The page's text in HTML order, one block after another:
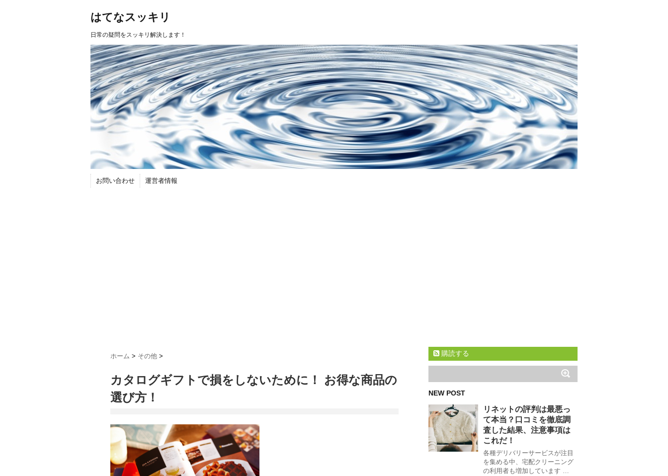
はてなスッキリ
日常の疑問をスッキリ解決します！
お問い合わせ 運営者情報
ホーム > その他 >
カタログギフトで損をしないために！ お得な商品の
選び方！
購読する
NEW POST
リネットの評判は最悪っ
て本当？口コミを徹底調
査した結果、注意事項は
これだ！
各種デリバリーサービスが注目
を集める中、宅配クリーニング
の利用者も増加しています …